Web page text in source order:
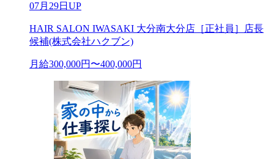
07月29日UP
HAIR SALON IWASAKI 大分南大分店［正社員］店長
候補(株式会社ハクブン)
月給300,000円〜400,000円